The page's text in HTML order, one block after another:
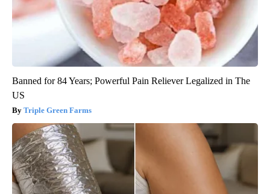
Banned for 84 Years; Powerful Pain Reliever Legalized in The
US
Triple Green Farms